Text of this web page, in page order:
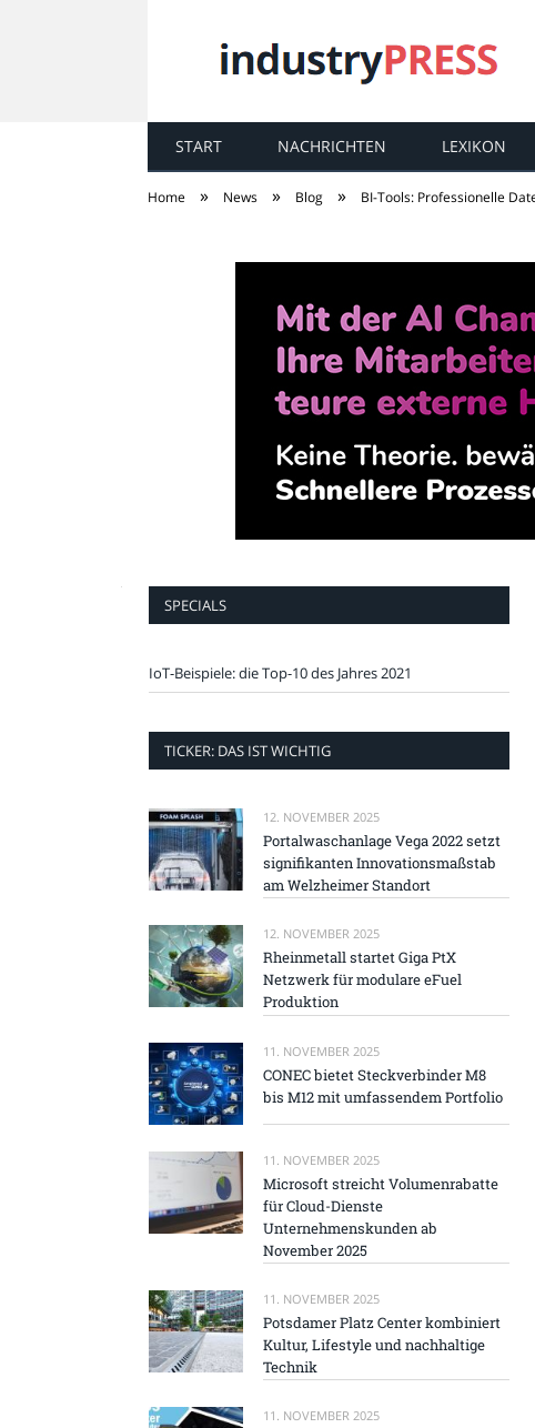
industryPRESS
START NACHRICHTEN LEXIKON
Home » News » Blog » BI-Tools: Professionelle
SPECIALS
IoT-Beispiele: die Top-10 des Jahres 2021
TICKER: DAS IST WICHTIG
12. NOVEMBER 2025
Portalwaschanlage Vega 2022 setzt
signifikanten Innovationsmaßstab
am Welzheimer Standort
12. NOVEMBER 2025
Rheinmetall startet Giga PtX
Netzwerk für modulare eFuel
Produktion
11. NOVEMBER 2025
CONEC bietet Steckverbinder M8
bis M12 mit umfassendem Portfolio
11. NOVEMBER 2025
Microsoft streicht Volumenrabatte
für Cloud-Dienste
Unternehmenskunden ab
November 2025
11. NOVEMBER 2025
Potsdamer Platz Center kombiniert
Kultur, Lifestyle und nachhaltige
Technik
11. NOVEMBER 2025